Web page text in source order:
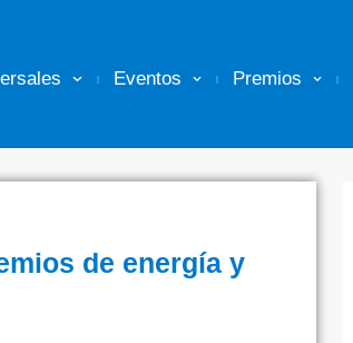
Eventos Premios
de energía y